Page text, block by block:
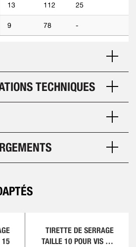
13 112 25
9 78 -
TECHNIQUES
15
TIRETTE DE SERRAGE
TAILLE 10 POUR VIS DE